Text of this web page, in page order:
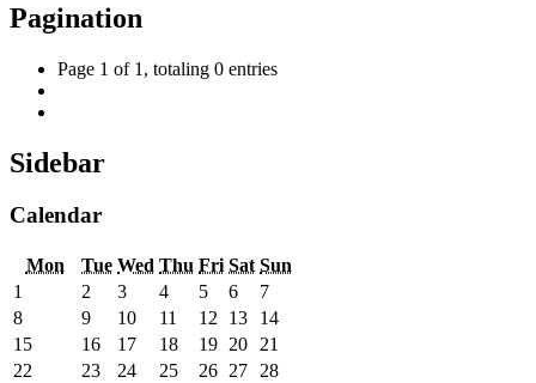
Pagination
Page 1 of 1, totaling 0 entries
Sidebar
Calendar
Mon Tue Wed Thu Fri Sat Sun
1 2 3 4 5 6
7
8
9 10 11 12 13
14
15
16 17 18 19 20
21
22
23 24 25 26 27
28